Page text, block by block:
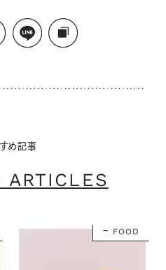
め記事
ARTICLES
FOOD